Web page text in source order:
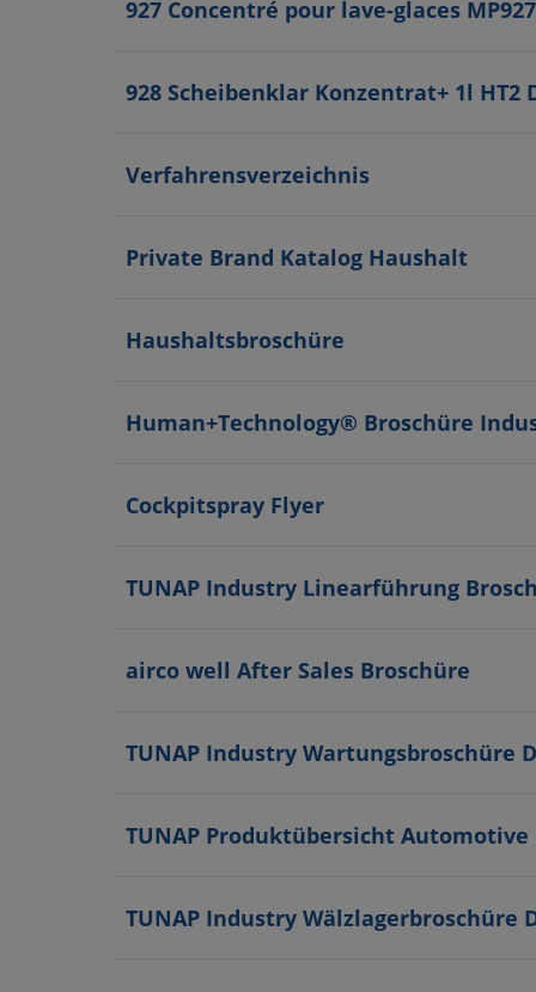
927 Concentré pour lave-glaces
928 Scheibenklar Konzentrat+ 1l HT2
Verfahrensverzeichnis
Private Brand Katalog Haushalt
Haushaltsbroschüre
Human+Technology® Broschüre
Cockpitspray Flyer
TUNAP Industry Linearführung
airco well After Sales Broschüre
TUNAP Industry Wartungsbroschüre
TUNAP Produktübersicht Automotive
TUNAP Industry Wälzlagerbroschüre